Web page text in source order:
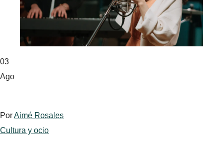
03
Ago
PorAimé Rosales
Cultura y ocio